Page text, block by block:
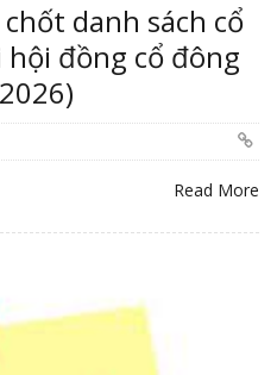
danh sách cổ
đồng cổ đông
Read More